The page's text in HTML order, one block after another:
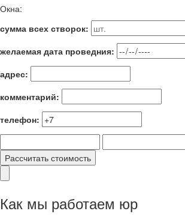
Окна:
сумма всех створок:
желаемая дата проведния:
адрес:
комментарий:
телефон:
Рассчитать стоимость
Как мы работаем юр